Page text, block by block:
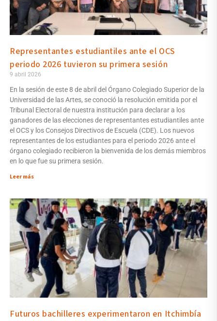
Representantes estudiantiles ante el OCS
periodo 2026 tuvieron su primera sesión
9 abril 2026
En la sesión de este 8 de abril del Órgano Colegiado Superior de la
Universidad de las Artes, se conoció la resolución emitida por el
Tribunal Electoral de nuestra institución para declarar a los
ganadores de las elecciones de representantes estudiantiles ante
el OCS y los Consejos Directivos de Escuela (CDE). Los nuevos
representantes de los estudiantes para el periodo 2026 ante el
órgano colegiado recibieron la bienvenida de los demás miembros
en lo que fue su primera sesión.
Leer más
Futuros bachilleres experimentaron en Itchimbía